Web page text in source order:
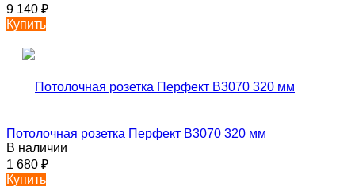
9 140 ₽
Купить
Потолочная розетка Перфект B3070 320 мм
В наличии
1 680 ₽
Купить